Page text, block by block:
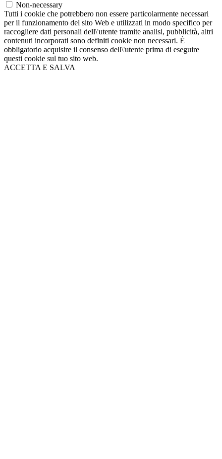
Non-necessary
Tutti i cookie che potrebbero non essere particolarmente necessari
per il funzionamento del sito Web e utilizzati in modo specifico per
raccogliere dati personali dell\'utente tramite analisi, pubblicità, altri
contenuti incorporati sono definiti cookie non necessari. È
obbligatorio acquisire il consenso dell\'utente prima di eseguire
questi cookie sul tuo sito web.
ACCETTA E SALVA